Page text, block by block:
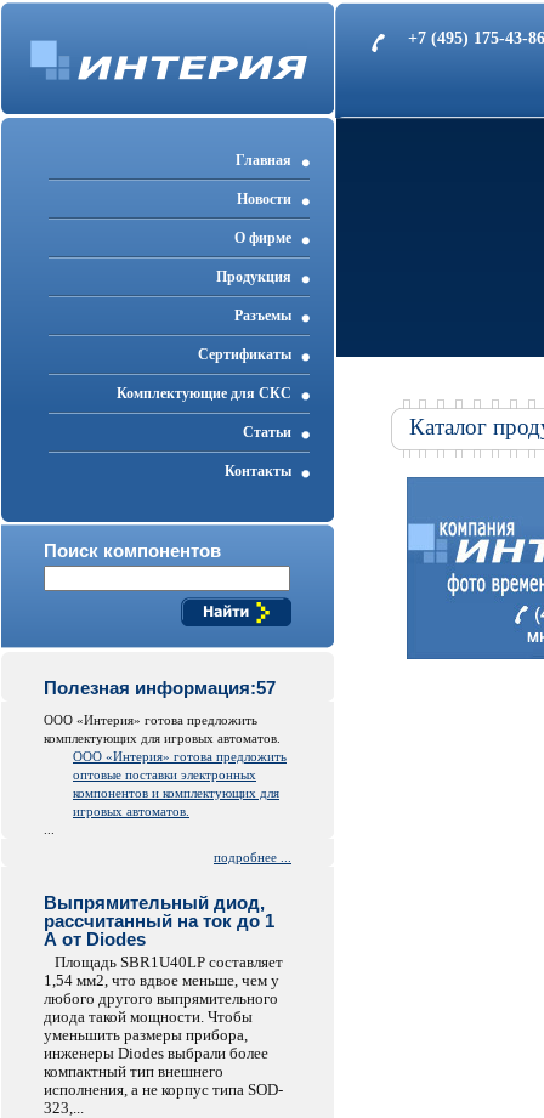
+7 (495) 175-43-
Главная
Новости
О фирме
Продукция
Разъемы
Cертификаты
Комплектующие для СКС
Статьи
Контакты
Поиск компонентов
Полезная информация:57
ООО «Интерия» готова предложить
комплектующих для игровых автоматов.
ООО «Интерия» готова предложить
оптовые поставки электронных
компонентов и комплектующих для
игровых автоматов.
подробнее ...
Выпрямительный диод,
рассчитанный на ток до 1
А от Diodes
Площадь SBR1U40LP составляет
1,54 мм2, что вдвое меньше, чем у
любого другого выпрямительного
диода такой мощности. Чтобы
уменьшить размеры прибора,
инженеры Diodes выбрали более
компактный тип внешнего
исполнения, а не корпус типа SOD-
323,...
Каталог